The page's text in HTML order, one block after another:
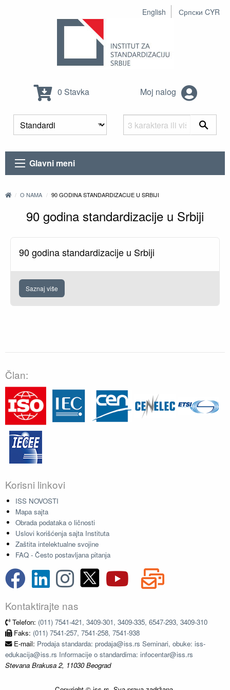
English Српски CYR
0 Stavka Moj nalog
Glavni meni
O NAMA 90 GODINA STANDARDIZACIJE U SRBIJI
90 godina standardizacije u Srbiji
90 godina standardizacije u Srbiji
Saznaj više
Član:
Korisni linkovi
ISS NOVOSTI
Mapa sajta
Obrada podataka o ličnosti
Uslovi korišćenja sajta Instituta
Zaštita intelektualne svojine
FAQ - Često postavljana pitanja
Kontaktirajte nas
Telefon: (011) 7541-421, 3409-301, 3409-335, 6547-293, 3409-310
Faks: (011) 7541-257, 7541-258, 7541-938
E-mail: Prodaja standarda: prodaja@iss.rs Seminari, obuke: iss-
edukacija@iss.rs Informacije o standardima: infocentar@iss.rs
Stevana Brakusa 2, 11030 Beograd